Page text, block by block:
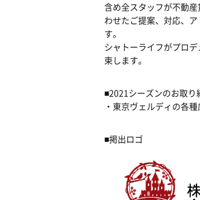
含め全スタッフが不動
わせたご提案、対応、
す。
シャトーライフがプロ
束します。
■2021シーズンのお取り
・東京ヴェルディの各
■掲出ロゴ